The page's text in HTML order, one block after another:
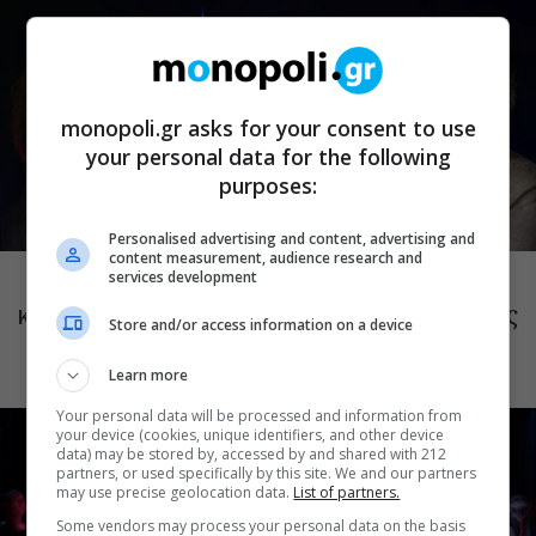
ΜΟΥΣΙΚΗ
Το Ροκ το Ελληνικό: Κώστας Τουρνάς
και Διονύσης Τσακνής στο Θέατρο Άλσος
monopoli.gr asks for your consent to use
your personal data for the following
purposes:
Personalised advertising and content, advertising and
content measurement, audience research and
services development
Store and/or access information on a device
Learn more
Your personal data will be processed and information from
your device (cookies, unique identifiers, and other device
data) may be stored by, accessed by and shared with 212
partners, or used specifically by this site. We and our partners
may use precise geolocation data. List of partners.
Some vendors may process your personal data on the basis